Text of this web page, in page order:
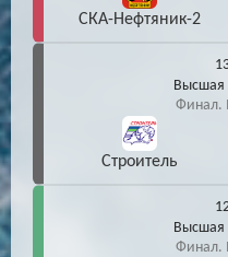
СКА-Нефтяник-2
Высшая
Финал. I
Строитель
Высшая
Финал. I